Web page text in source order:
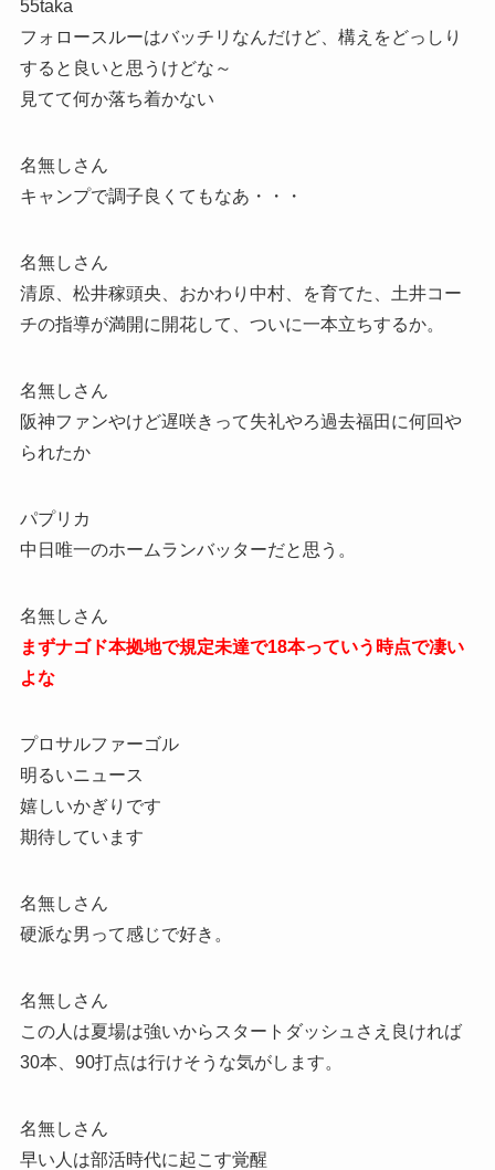
55taka
フォロースルーはバッチリなんだけど、構えをどっしり
すると良いと思うけどな～
見てて何か落ち着かない
名無しさん
キャンプで調子良くてもなあ・・・
名無しさん
清原、松井稼頭央、おかわり中村、を育てた、土井コー
チの指導が満開に開花して、ついに一本立ちするか。
名無しさん
阪神ファンやけど遅咲きって失礼やろ過去福田に何回や
られたか
パプリカ
中日唯一のホームランバッターだと思う。
名無しさん
まずナゴド本拠地で規定未達で18本っていう時点で凄い
よな
プロサルファーゴル
明るいニュース
嬉しいかぎりです
期待しています
名無しさん
硬派な男って感じで好き。
名無しさん
この人は夏場は強いからスタートダッシュさえ良ければ
30本、90打点は行けそうな気がします。
名無しさん
早い人は部活時代に起こす覚醒